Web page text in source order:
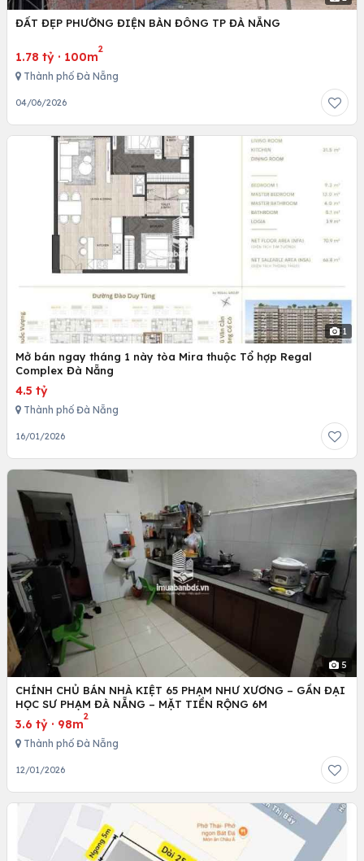
ĐẤT ĐẸP PHƯỜNG ĐIỆN BÀN ĐÔNG TP ĐÀ NẴNG
1.78 tỷ · 100m
2
Thành phố Đà Nẵng
04/06/2026
1
Mở bán ngay tháng 1 này tòa Mira thuộc Tổ hợp Regal
Complex Đà Nẵng
4.5 tỷ
Thành phố Đà Nẵng
16/01/2026
5
CHÍNH CHỦ BÁN NHÀ KIỆT 65 PHẠM NHƯ XƯƠNG – GẦN ĐẠI
HỌC SƯ PHẠM ĐÀ NẴNG – MẶT TIỀN RỘNG 6M
3.6 tỷ · 98m
2
Thành phố Đà Nẵng
12/01/2026